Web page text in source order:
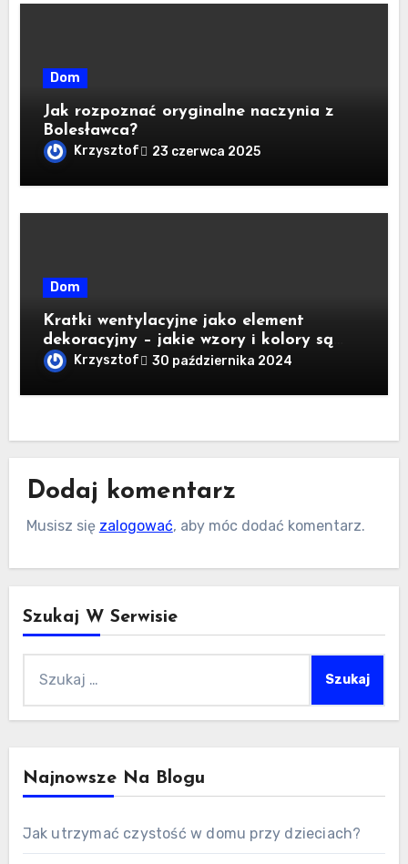
Dom
Jak rozpoznać oryginalne naczynia z
Bolesławca?
Krzysztof 23 czerwca 2025
Dom
Kratki wentylacyjne jako element
dekoracyjny – jakie wzory i kolory są
dostępne na rynku?
Krzysztof 30 października 2024
Dodaj komentarz
Musisz się zalogować, aby móc dodać komentarz.
Szukaj W Serwisie
Najnowsze Na Blogu
Jak utrzymać czystość w domu przy dzieciach?